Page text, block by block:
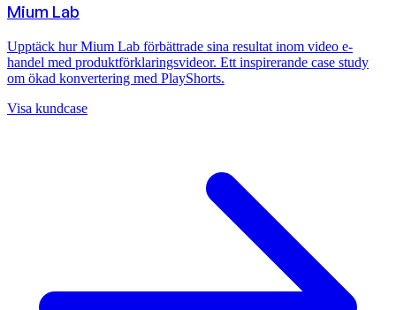
Mium Lab
Upptäck hur Mium Lab förbättrade sina resultat inom video e-
handel med produktförklaringsvideor. Ett inspirerande case study
om ökad konvertering med PlayShorts.
Visa kundcase